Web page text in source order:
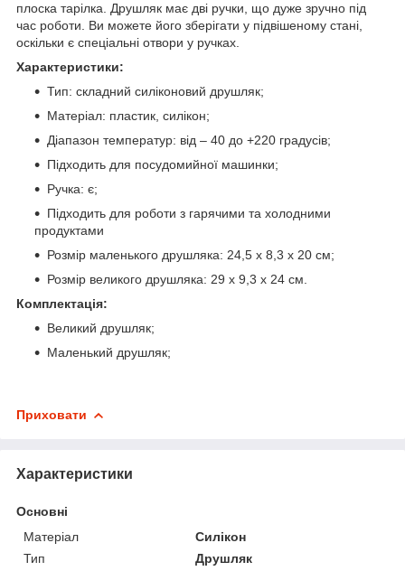
плоска тарілка. Друшляк має дві ручки, що дуже зручно під
час роботи. Ви можете його зберігати у підвішеному стані,
оскільки є спеціальні отвори у ручках.
Характеристики:
Тип: складний силіконовий друшляк;
Матеріал: пластик, силікон;
Діапазон температур: від – 40 до +220 градусів;
Підходить для посудомийної машинки;
Ручка: є;
Підходить для роботи з гарячими та холодними
продуктами
Розмір маленького друшляка: 24,5 х 8,3 х 20 см;
Розмір великого друшляка: 29 х 9,3 х 24 см.
Комплектація:
Великий друшляк;
Маленький друшляк;
Приховати
Характеристики
Основні
Матеріал
Силікон
Тип
Друшляк